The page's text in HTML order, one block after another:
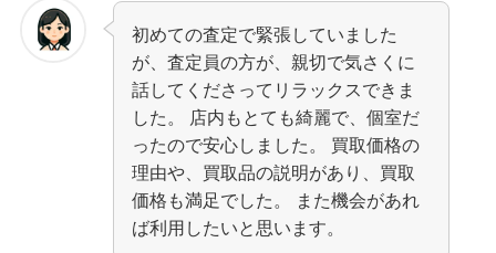
初めての査定で緊張していました
が、査定員の方が、親切で気さくに
話してくださってリラックスできま
した。 店内もとても綺麗で、個室だ
ったので安心しました。 買取価格の
理由や、買取品の説明があり、買取
価格も満足でした。 また機会があれ
ば利用したいと思います。